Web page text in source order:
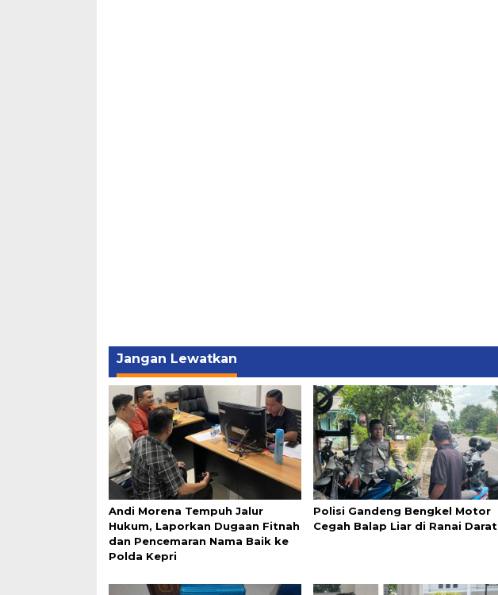
Jangan Lewatkan
Andi Morena Tempuh Jalur
Hukum, Laporkan Dugaan Fitnah
dan Pencemaran Nama Baik ke
Polda Kepri
Polisi Gandeng Bengkel Motor
Cegah Balap Liar di Ranai Darat